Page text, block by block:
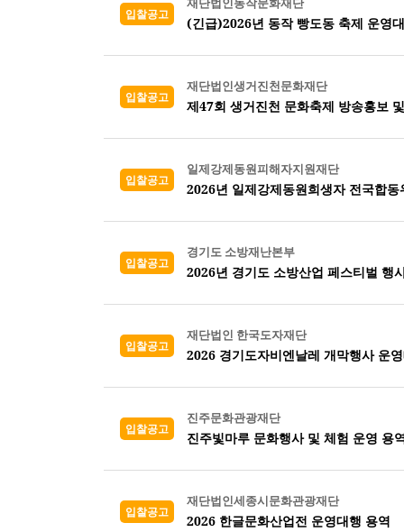
입찰공고
(긴급)2026년 동작 빵도동 축제 운영
입찰공고
재단법인생거진천문화재단
제47회 생거진천 문화축제 방송홍보
입찰공고
일제강제동원피해자지원재단
2026년 일제강제동원희생자 전국합
입찰공고
경기도 소방재난본부
2026년 경기도 소방산업 페스티벌 행
입찰공고
재단법인 한국도자재단
2026 경기도자비엔날레 개막행사 운
입찰공고
진주문화관광재단
진주빛마루 문화행사 및 체험 운영 용
입찰공고
재단법인세종시문화관광재단
2026 한글문화산업전 운영대행 용역